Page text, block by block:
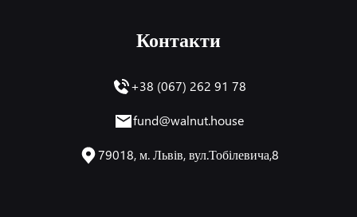
Контакти
+38 (067) 262 91 78
fund@walnut.house
79018, м. Львів, вул.Тобілевича,8